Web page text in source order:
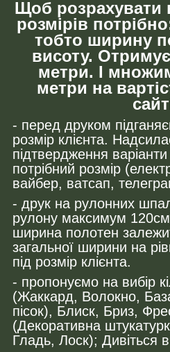
Щоб розрахувати
розмірів
тобто ширину
висоту.
метри. І
метри на
- перед друком
розмір клієнта.
підтвердження варіанти
потрібний розмір
вайбер, ватсап,
- друк на рулонних
рулону максимум 120см).
ширина полотен
загальної ширини на
під розмір клієнта.
- пропонуємо на вибір
(Жаккард, Волокно,
пісок), Блиск, Бриз,
(Декоративна
Гладь, Лоск); Дивіться